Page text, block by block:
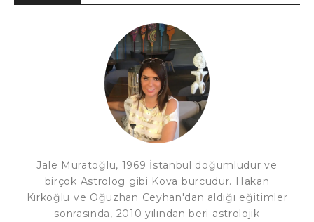
Jale Muratoğlu, 1969 İstanbul doğumludur ve
birçok Astrolog gibi Kova burcudur. Hakan
Kırkoğlu ve Oğuzhan Ceyhan'dan aldığı eğitimler
sonrasında, 2010 yılından beri astrolojik